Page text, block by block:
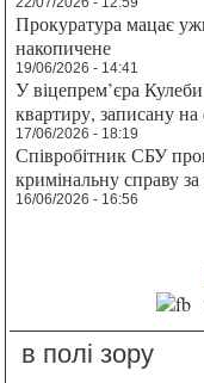
Прокуратура мацає
накопичене
19/06/2026 - 14:41
У віцепрем’єра
квартиру, записану на
17/06/2026 - 18:19
Співробітник СБУ
кримінальну справу
16/06/2026 - 16:56
в полі зору